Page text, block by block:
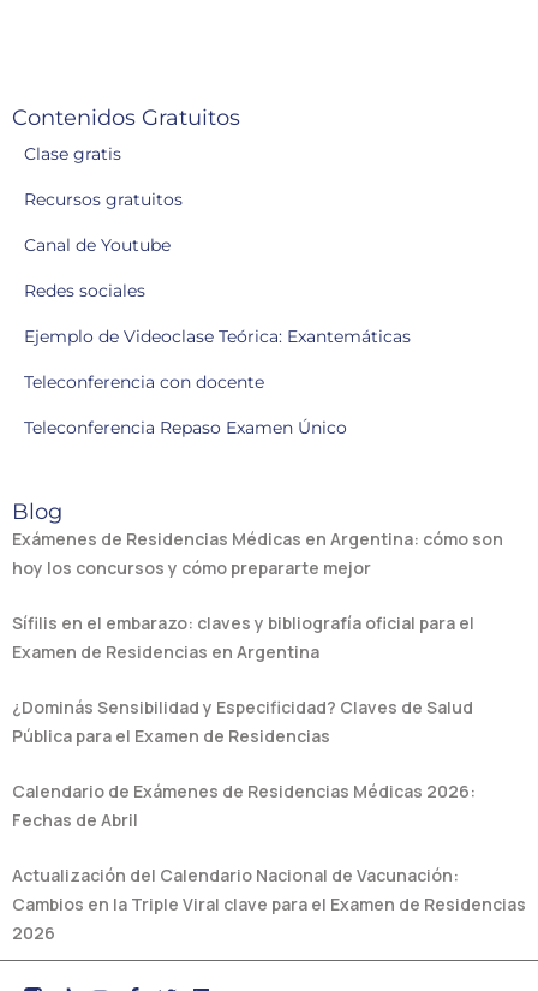
Contenidos Gratuitos
Clase gratis
Recursos gratuitos
Canal de Youtube
Redes sociales
Ejemplo de Videoclase Teórica: Exantemáticas
Teleconferencia con docente
Teleconferencia Repaso Examen Único
Blog
Exámenes de Residencias Médicas en Argentina: cómo son
hoy los concursos y cómo prepararte mejor
Sífilis en el embarazo: claves y bibliografía oficial para el
Examen de Residencias en Argentina
¿Dominás Sensibilidad y Especificidad? Claves de Salud
Pública para el Examen de Residencias
Calendario de Exámenes de Residencias Médicas 2026:
Fechas de Abril
Actualización del Calendario Nacional de Vacunación:
Cambios en la Triple Viral clave para el Examen de Residencias
2026